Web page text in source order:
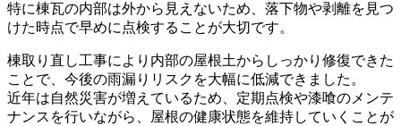
特に棟瓦の内部は外から見えないため、落下物や剥離を見つ
けた時点で早めに点検することが大切です。
棟取り直し工事により内部の屋根土からしっかり修復できた
ことで、今後の雨漏りリスクを大幅に低減できました。
近年は自然災害が増えているため、定期点検や漆喰のメンテ
ナンスを行いながら、屋根の健康状態を維持していくことが